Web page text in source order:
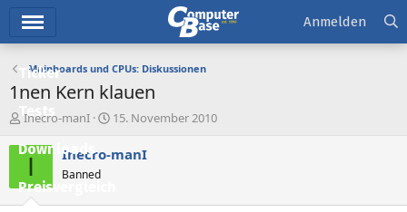
Ticker
Tests
Downloads
Preisvergleich
Anmelden
Mainboards und CPUs: Diskussionen
1nen Kern klauen
E
s
e
Inecro-manI
E
s
15. November 2010
I Inecro-manI
Banned